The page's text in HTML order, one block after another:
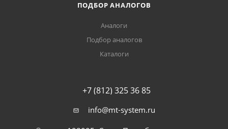
ПОДБОР АНАЛОГОВ
Аналоги
Подбор аналогов
Каталоги
+7 (812) 325 36 85
info@mt-system.ru